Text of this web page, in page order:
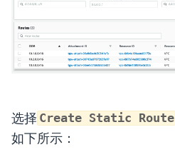
选择 Create Static Route
如下所示：